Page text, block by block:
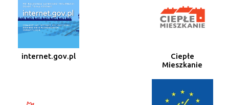
internet.gov.pl
Ciepłe
Mieszkanie